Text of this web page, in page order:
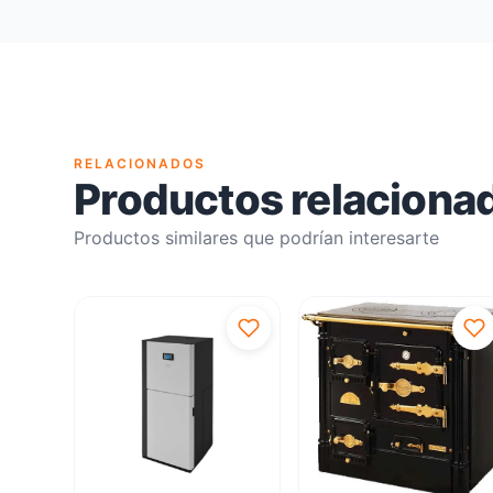
RELACIONADOS
Productos
Productos similares que podrían interesarte